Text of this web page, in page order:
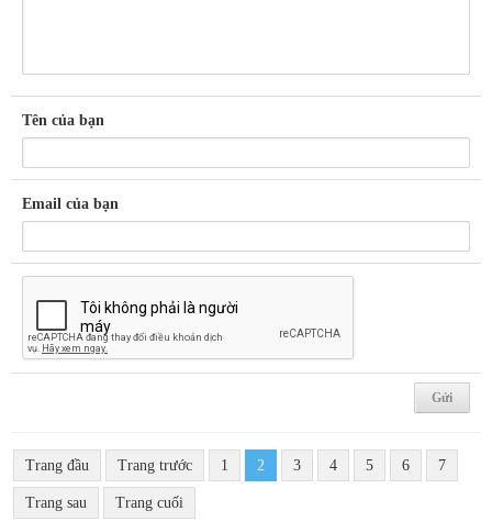
Tên của bạn
Email của bạn
Trang đầu Trang trước 1 2 3 4 5 6 7
Trang sau Trang cuối